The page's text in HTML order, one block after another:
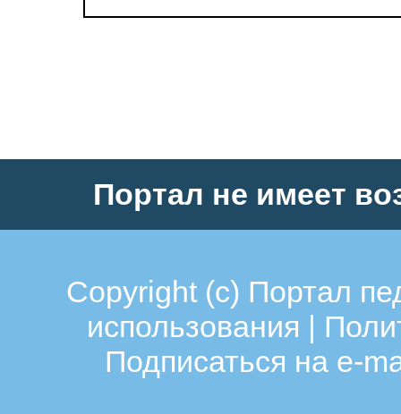
Портал не имеет
Copyright (c) Портал
использования |
Подписаться на e-